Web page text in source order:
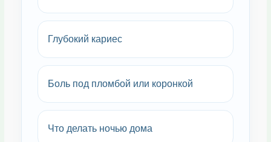
Глубокий кариес
Боль под пломбой или коронкой
Что делать ночью дома